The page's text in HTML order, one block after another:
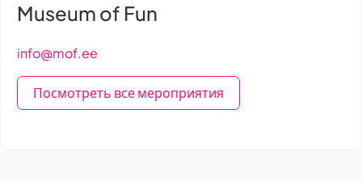
Museum of Fun
info@mof.ee
Посмотреть все мероприятия